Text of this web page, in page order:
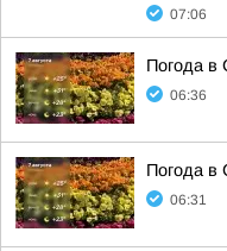
07:06
Погода в
06:36
Погода в
06:31